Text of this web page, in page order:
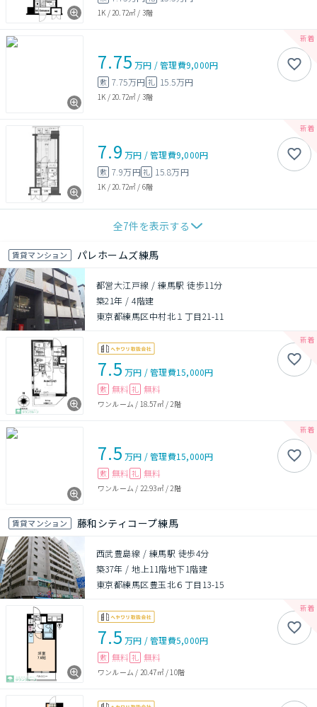
1K /20.72㎡ / 3階
7.75 万円 /管理費9,000円
敷 7.75万円 礼 15.5万円
1K / 20.72㎡ / 3階
7.9 万円 /管理費9,000円
敷 7.9万円礼 15.8万円
1K / 20.72㎡ / 6階
全7件を表示する
賃貸マンション パレホームズ練馬
都営大江戸線 / 練馬駅 徒歩11分
築21年 /4階建
東京都練馬区中村北１丁目21-11
7.5 万円 /管理費15,000円
敷 無料 礼 無料
ワンルーム / 18.57㎡/2階
7.5 万円 /管理費15,000円
敷 無料 礼 無料
ワンルーム / 22.93㎡/ 2階
賃貸マンション 藤和シティコープ練馬
西武豊島線 / 練馬駅 徒歩4分
築37年 /地上11階地下1階建
東京都練馬区豊玉北６丁目13-15
7.5 万円 /管理費5,000円
敷 無料 礼 無料
ワンルーム / 20.47㎡/10階